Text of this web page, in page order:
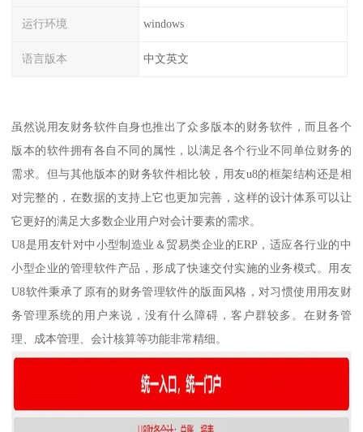
运行环境 windows
语言版本 中文英文
虽然说用友财务软件自身也推出了众多版本的财务软件，而且各个
版本的软件拥有各自不同的属性，以满足各个行业不同单位财务的
需求。但与其他版本的财务软件相比较，用友u8的框架结构还是相
对完整的，在数据的支持上它也更加完善，这样的设计体系可以让
它更好的满足大多数企业用户对会计要素的需求。
U8是用友针对中小型制造业＆贸易类企业的ERP，适应各行业的中
小型企业的管理软件产品，形成了快速交付实施的业务模式。用友
U8软件秉承了原有的财务管理软件的版面风格，对习惯使用用友财
务管理系统的用户来说，没有什么障碍，客户群较多。在财务管
理、成本管理、会计核算等功能非常精细。